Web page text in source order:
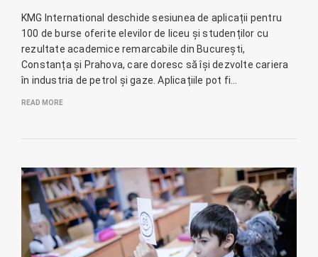
KMG International deschide sesiunea de aplicații pentru
100 de burse oferite elevilor de liceu și studenților cu
rezultate academice remarcabile din București,
Constanța și Prahova, care doresc să își dezvolte cariera
în industria de petrol și gaze. Aplicațiile pot fi…
READ MORE